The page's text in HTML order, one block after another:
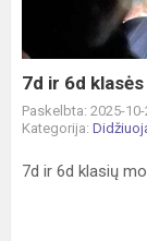
misija
„Išgelbėti
pasaulį“
7d ir 6d
Paskelbta: 2025-
Kategorija:
7d ir 6d klasių